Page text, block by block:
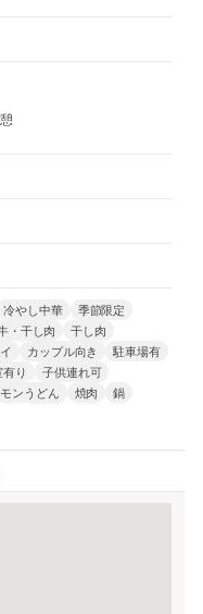
冷やし中華
季節限定
・干し肉
干し肉
カップル向き
駐車場有
り
子供連れ可
ンうどん 焼肉
鍋